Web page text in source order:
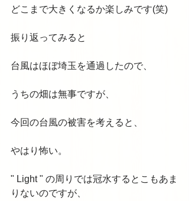
どこまで大きくなるか楽しみです(笑)
振り返ってみると
台風はほぼ埼玉を通過したので、
うちの畑は無事ですが、
今回の台風の被害を考えると、
やはり怖い。
" Light " の周りでは冠水するとこもあま
りないのですが、